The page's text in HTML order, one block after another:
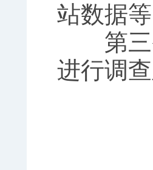
站数据
第三条
进行调